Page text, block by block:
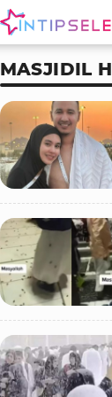
MASJIDIL